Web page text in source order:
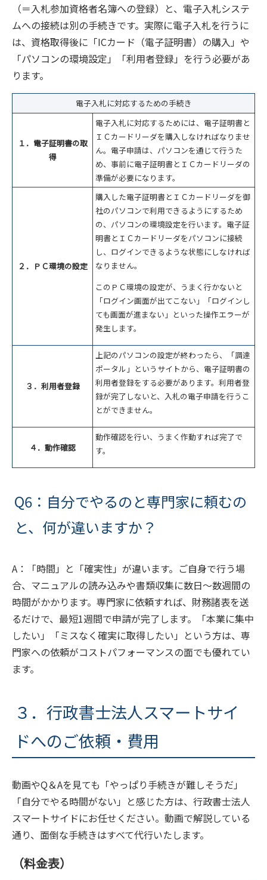
（＝入札参加資格者名簿への登録）と、電子入札システ
ムへの接続は別の手続きです。実際に電子入札を行うに
は、資格取得後に「ICカード（電子証明書）の購入」や
「パソコンの環境設定」「利用者登録」を行う必要があ
ります。
電子入札に対応するための手続き
１．電子証明書の取
得
電子入札に対応するためには、電子証明書と
ＩＣカードリーダを購入しなければなりませ
ん。電子申請は、パソコンを通じて行うた
め、事前に電子証明書とＩＣカードリーダの
準備が必要になります。
２．ＰＣ環境の設定
購入した電子証明書とＩＣカードリーダを御
社のパソコンで利用できるようにするため
の、パソコンの環境設定を行います。電子証
明書とＩＣカードリーダをパソコンに接続
し、ログインできるような状態にしなければ
なりません。
このＰＣ環境の設定が、うまく行かないと
「ログイン画面が出てこない」「ログインし
ても画面が進まない」といった操作エラーが
発生します。
３．利用者登録
上記のパソコンの設定が終わったら、「調達
ポータル」というサイトから、電子証明書の
利用者登録をする必要があります。利用者登
録が完了しないと、入札の電子申請を行うこ
とができません。
４．動作確認
動作確認を行い、うまく作動すれば完了で
す。
Q6：自分でやるのと専門家に頼むの
と、何が違いますか？
A：「時間」と「確実性」が違います。ご自身で行う場
合、マニュアルの読み込みや書類収集に数日〜数週間の
時間がかかります。専門家に依頼すれば、財務諸表を送
るだけで、最短1週間で申請が完了します。「本業に集中
したい」「ミスなく確実に取得したい」という方は、専
門家への依頼がコストパフォーマンスの面でも優れてい
ます。
３．行政書士法人スマートサイ
ドへのご依頼・費用
動画やQ＆Aを見ても「やっぱり手続きが難しそうだ」
「自分でやる時間がない」と感じた方は、行政書士法人
スマートサイドにお任せください。動画で解説している
通り、面倒な手続きはすべて代行いたします。
（料金表）